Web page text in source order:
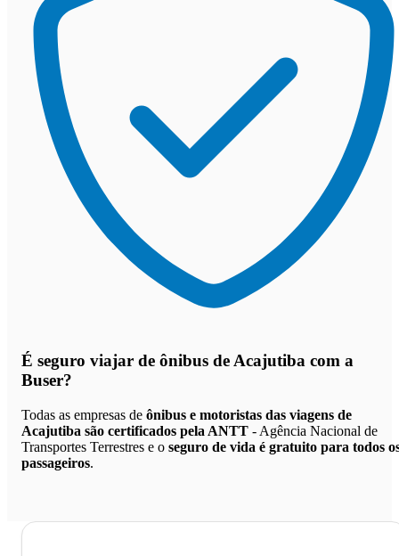
É seguro viajar de ônibus de Acajutiba com a
Buser?
Todas as empresas de ônibus e motoristas das viagens de
Acajutiba são certificados pela ANTT - Agência Nacional de
Transportes Terrestres e o seguro de vida é gratuito para todos
passageiros.